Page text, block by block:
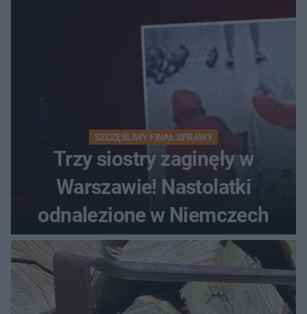
SZCZĘŚLIWY FINAŁ SPRAWY
Trzy siostry zaginęły w
Warszawie! Nastolatki
odnalezione w Niemczech